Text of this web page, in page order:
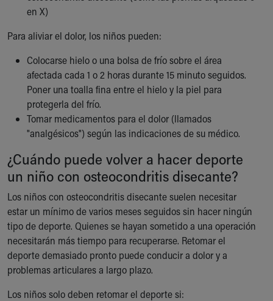
en X)
Para aliviar el dolor, los niños pueden:
Colocarse hielo o una bolsa de frío sobre el área
afectada cada 1 o 2 horas durante 15 minuto seguidos.
Poner una toalla fina entre el hielo y la piel para
protegerla del frío.
Tomar medicamentos para el dolor (llamados
"analgésicos") según las indicaciones de su médico.
¿Cuándo puede volver a hacer deporte
un niño con osteocondritis disecante?
Los niños con osteocondritis disecante suelen necesitar
estar un mínimo de varios meses seguidos sin hacer ningún
tipo de deporte. Quienes se hayan sometido a una operación
necesitarán más tiempo para recuperarse. Retomar el
deporte demasiado pronto puede conducir a dolor y a
problemas articulares a largo plazo.
Los niños solo deben retomar el deporte si: